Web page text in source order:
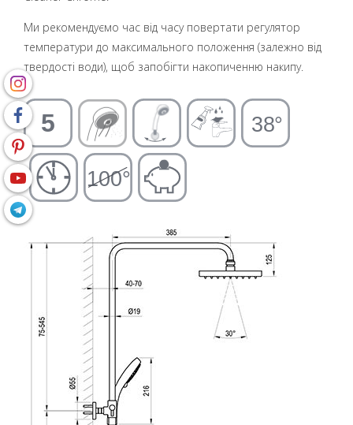
Ми рекомендуємо час від часу повертати регулятор
температури до максимального положення (залежно від
твердості води), щоб запобігти накопиченню накипу.